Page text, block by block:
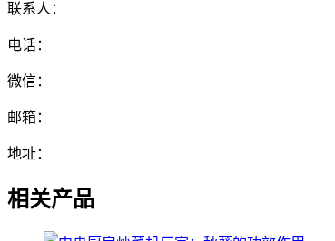
联系人：
电话：
微信：
邮箱：
地址：
相关产品